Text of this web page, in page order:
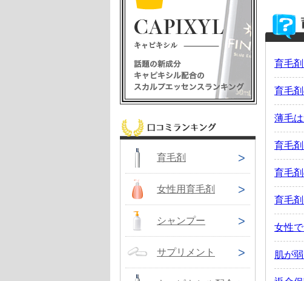
育毛
育毛
薄毛
育毛
育毛
育毛
女性
肌が
育毛剤
女性用育毛剤
シャンプー
サプリメント